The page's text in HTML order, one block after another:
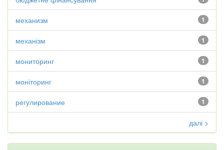
1
механизм
1
механізм
1
мониторинг
1
моніторинг
1
регулирование
далі >